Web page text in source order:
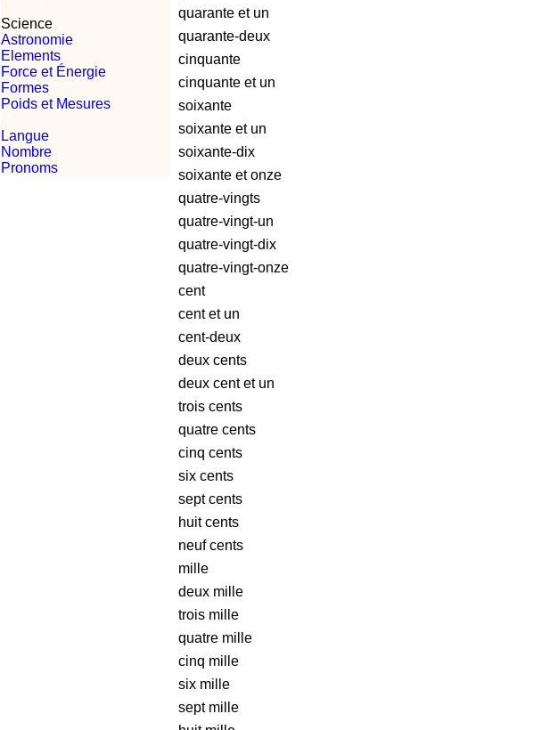
Science
Astronomie
Elements
Force et Énergie
Formes
Poids et Mesures
Langue
Nombre
Pronoms
quarante et un
quarante-deux
cinquante
cinquante et un
soixante
soixante et un
soixante-dix
soixante et onze
quatre-vingts
quatre-vingt-un
quatre-vingt-dix
quatre-vingt-onze
cent
cent et un
cent-deux
deux cents
deux cent et un
trois cents
quatre cents
cinq cents
six cents
sept cents
huit cents
neuf cents
mille
deux mille
trois mille
quatre mille
cinq mille
six mille
sept mille